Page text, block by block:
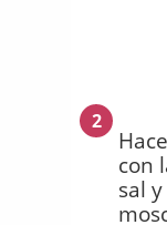
2
con
sal